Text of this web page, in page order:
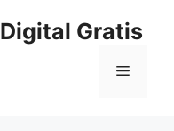
Gratis
Menu